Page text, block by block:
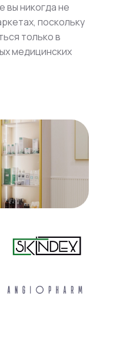
вы никогда не
поскольку
только в
медицинских